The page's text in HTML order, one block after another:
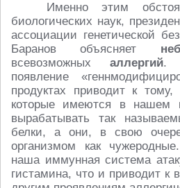
Именно этим
биологических наук,
ассоциации генетической
Баранов объясняет
всевозможных аллергий.
появление
продуктах приводит к тому,
которые имеются в нашем
вырабатывать так
белки, а они, в свою
организмом как
наша иммунная система
гистамина, что и приводит к